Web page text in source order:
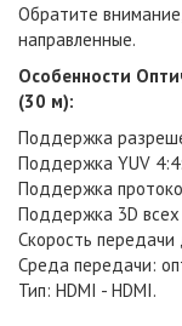
Обратите
направленные.
Особенности
(30 м):
Поддержка
Поддержка YUV
Поддержка
Поддержка 3D
Скорость
Среда передачи:
Тип: HDMI - HDMI.